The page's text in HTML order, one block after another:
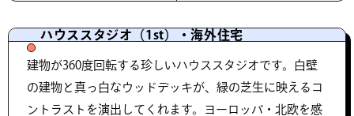
ハウススタジオ（1st）・海外住宅
建物が360度回転する珍しいハウススタジオです。白壁
の建物と真っ白なウッドデッキが、緑の芝生に映えるコ
ントラストを演出してくれます。ヨーロッパ・北欧を感